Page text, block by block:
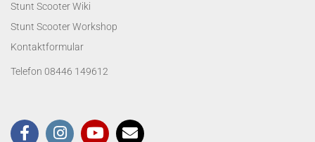
Stunt Scooter Wiki
Stunt Scooter Workshop
Kontaktformular
Telefon 08446 149612